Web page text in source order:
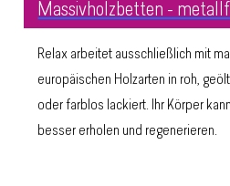
Massivholzbetten -
Relax arbeitet ausschließlich mit
europäischen Holzarten in roh,
oder farblos lackiert. Ihr Körper
besser erholen und regenerieren.